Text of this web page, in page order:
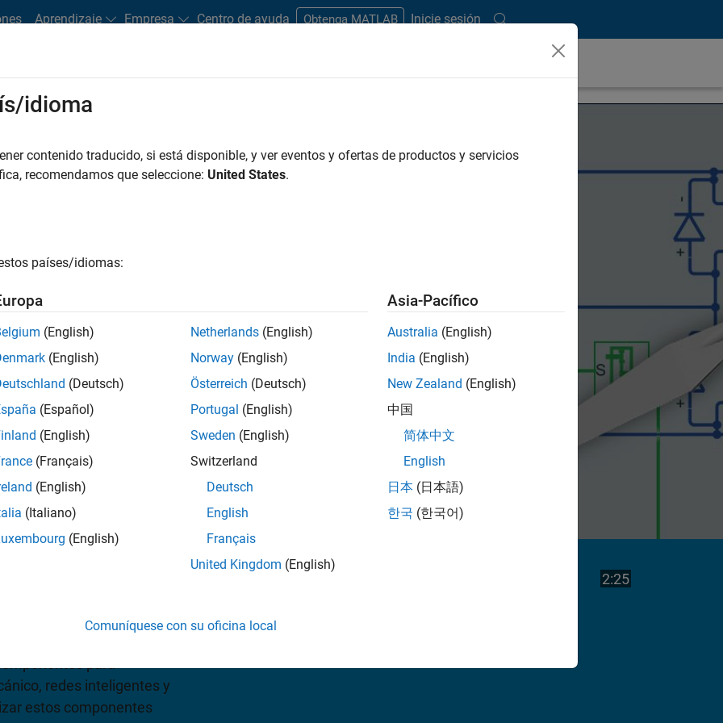
Aprendizaje Empresa Centro de ayuda Obtenga MATLAB Inicie sesión
electrónicos,
precios
y
para modelar y
y eléctricos. Incluye
para
redes inteligentes y
estos componentes
el
2:25Duración del
idioma
contenido traducido, si está disponible, y ver eventos y ofertas de productos y servicios
recomendamos que seleccione: United States.
países/idiomas:
(English)
(English)
(Deutsch)
(Español)
(English)
(Français)
(English)
(Italiano)
(English)
Netherlands (English)
Norway (English)
Österreich (Deutsch)
Portugal (English)
Sweden (English)
Switzerland
Deutsch
English
Français
United Kingdom (English)
Asia-Pacífico
Australia (English)
India (English)
New Zealand (English)
中国
简体中文
English
日本 (日本語)
한국 (한국어)
Comuníquese con su oficina local